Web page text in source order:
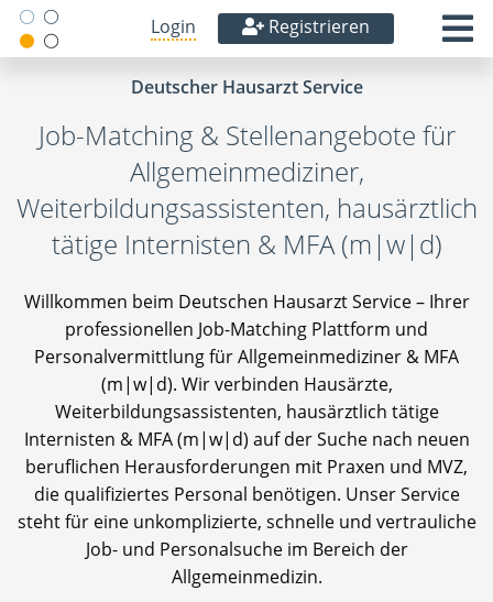
Login Registrieren
Deutscher Hausarzt Service
Job-Matching & Stellenangebote für
Allgemeinmediziner,
Weiterbildungsassistenten, hausärztlich
tätige Internisten & MFA (m|w|d)
Willkommen beim Deutschen Hausarzt Service – Ihrer
professionellen Job-Matching Plattform und
Personalvermittlung für Allgemeinmediziner & MFA
(m|w|d). Wir verbinden Hausärzte,
Weiterbildungsassistenten, hausärztlich tätige
Internisten & MFA (m|w|d) auf der Suche nach neuen
beruflichen Herausforderungen mit Praxen und MVZ,
die qualifiziertes Personal benötigen. Unser Service
steht für eine unkomplizierte, schnelle und vertrauliche
Job- und Personalsuche im Bereich der
Allgemeinmedizin.